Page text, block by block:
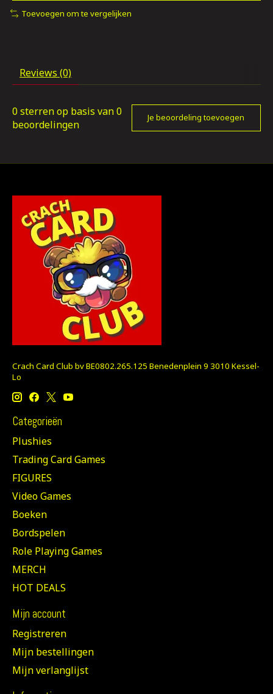
Toevoegen om te vergelijken
Reviews (0)
0 sterren op basis van0
beoordelingen
Je beoordeling toevoegen
Crach Card Club bv BE0802.265.125 Benedenplein 9 3010 Kessel-
Lo
Categorieën
Plushies
Trading Card Games
FIGURES
Video Games
Boeken
Bordspelen
Role Playing Games
MERCH
HOT DEALS
Mijn account
Registreren
Mijn bestellingen
Mijn verlanglijst